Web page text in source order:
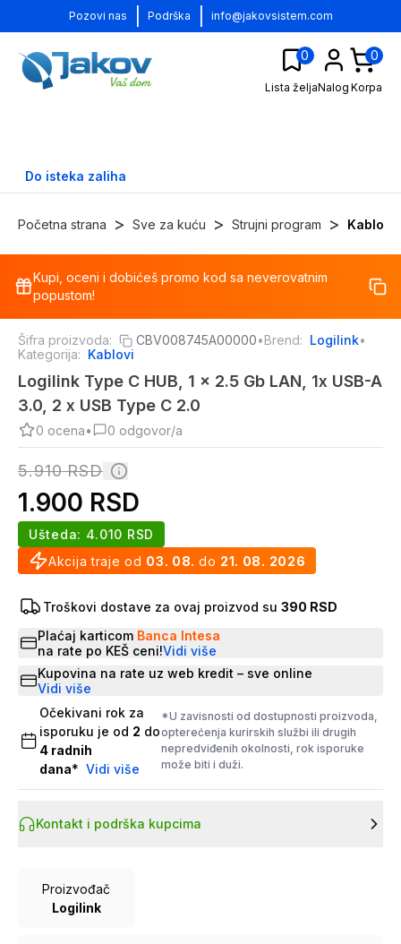
Pozovi nas Podrška info@jakovsistem.com
0
Lista željaNalog
0
Korpa
Do isteka zaliha
Početna strana > Sve za kuću > Strujni program > Kablovi
%
Kupi, oceni i dobićeš promo kod sa neverovatnim
popustom!
Šifra proizvoda: CBV008745A00000•Brend: Logilink•
Kategorija: Kablovi
Logilink Type C HUB, 1 x 2.5 Gb LAN, 1x USB-A
3.0, 2 x USB Type C 2.0
0 ocena• 0 odgovor/a
5.910RSD
1.900 RSD
Akcija traje od 03. 08. do 21. 08. 2026
Ušteda: 4.010 RSD
Troškovi dostave za ovaj proizvod su 390 RSD
Plaćaj karticom Banca Intesa
na rate po KEŠ ceni!Vidi više
Kupovina na rate uz web kredit – sve online
Vidi više
Očekivani rok za
isporuku je od 2 do
4 radnih
dana* Vidi više
*U zavisnosti od dostupnosti proizvoda,
opterećenja kurirskih službi ili drugih
nepredviđenih okolnosti, rok isporuke
može biti i duži.
Kontakt i podrška kupcima
Proizvođač
Logilink